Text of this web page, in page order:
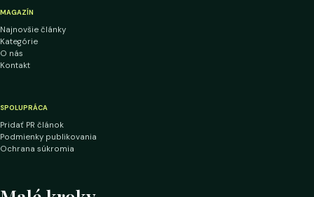
MAGAZÍN
Najnovšie články
Kategórie
O nás
Kontakt
SPOLUPRÁCA
Pridať PR článok
Podmienky publikovania
Ochrana súkromia